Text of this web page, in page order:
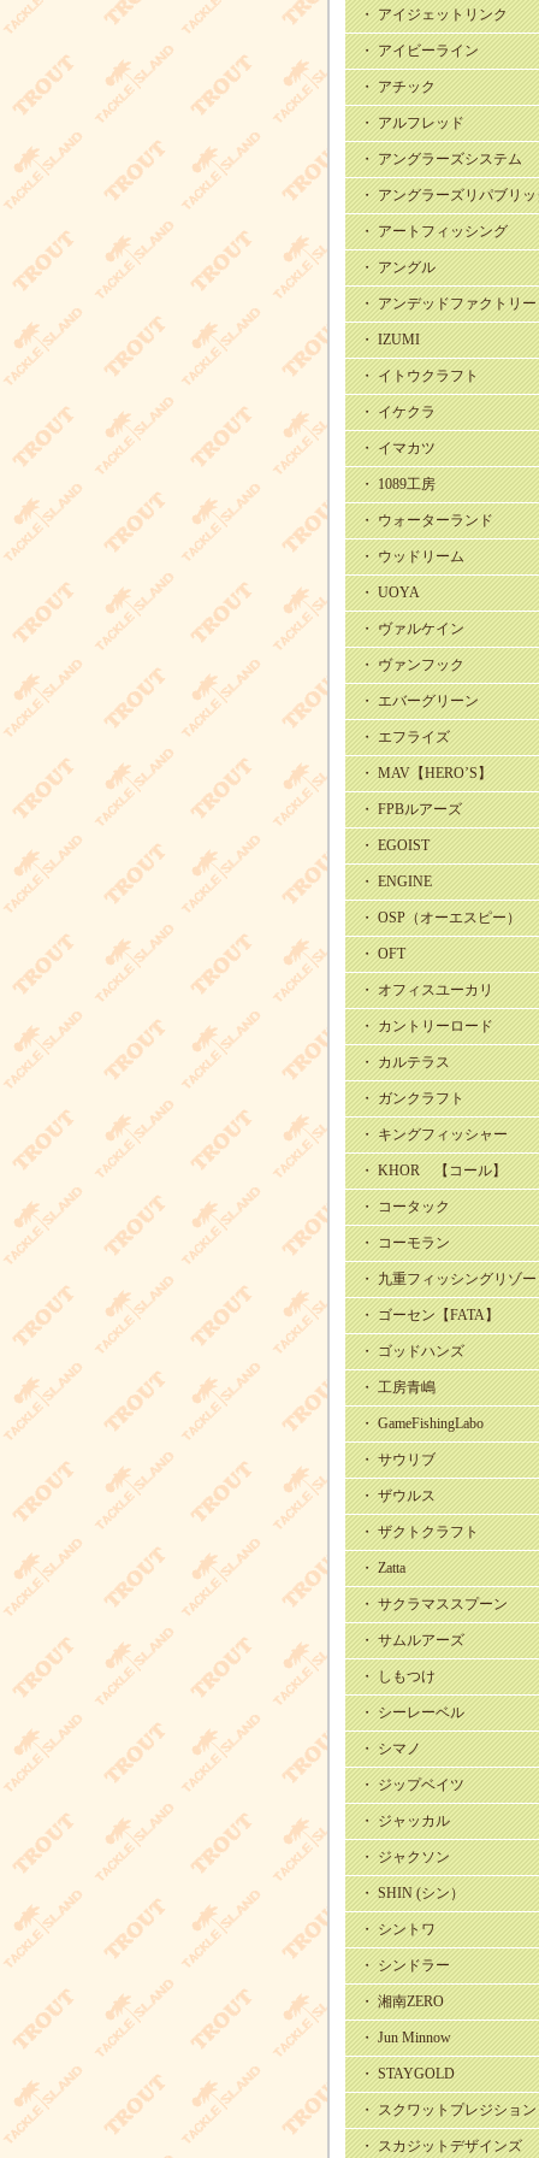
・ アイジェットリンク
・ アイビーライン
・ アチック
・ アルフレッド
・ アングラーズシステム
・ アングラーズリパブリ
・ アートフィッシング
・ アングル
・ アンデッドファクトリー
・ IZUMI
・ イトウクラフト
・ イケクラ
・ イマカツ
・ 1089工房
・ ウォーターランド
・ ウッドリーム
・ UOYA
・ ヴァルケイン
・ ヴァンフック
・ エバーグリーン
・ エフライズ
・ MAV【HERO’S】
・ FPBルアーズ
・ EGOIST
・ ENGINE
・ OSP（オーエスピー）
・ OFT
・ オフィスユーカリ
・ カントリーロード
・ カルテラス
・ ガンクラフト
・ キングフィッシャー
・ KHOR 【コール】
・ コータック
・ コーモラン
・ 九重フィッシングリゾ
・ ゴーセン【FATA】
・ ゴッドハンズ
・ 工房青嶋
・ GameFishingLabo
・ サウリブ
・ ザウルス
・ ザクトクラフト
・ Zatta
・ サクラマススプーン
・ サムルアーズ
・ しもつけ
・ シーレーベル
・ シマノ
・ ジップベイツ
・ ジャッカル
・ ジャクソン
・ SHIN (シン）
・ シントワ
・ シンドラー
・ 湘南ZERO
・ Jun Minnow
・ STAYGOLD
・ スクワットプレジション
・ スカジットデザインズ